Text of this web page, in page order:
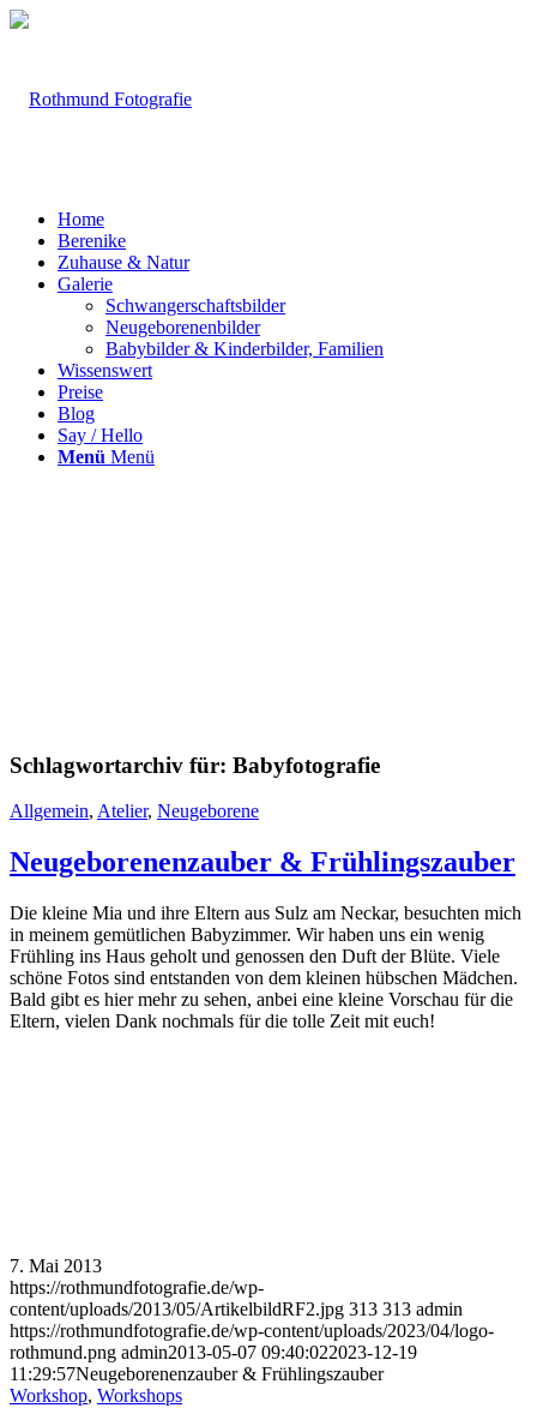
Home
Berenike
Zuhause & Natur
Galerie
Schwangerschaftsbilder
Neugeborenenbilder
Babybilder & Kinderbilder, Familien
Wissenswert
Preise
Blog
Say / Hello
Menü Menü
Schlagwortarchiv für: Babyfotografie
Allgemein, Atelier, Neugeborene
Neugeborenenzauber & Frühlingszauber
Die kleine Mia und ihre Eltern aus Sulz am Neckar, besuchten mich
in meinem gemütlichen Babyzimmer. Wir haben uns ein wenig
Frühling ins Haus geholt und genossen den Duft der Blüte. Viele
schöne Fotos sind entstanden von dem kleinen hübschen Mädchen.
Bald gibt es hier mehr zu sehen, anbei eine kleine Vorschau für die
Eltern, vielen Dank nochmals für die tolle Zeit mit euch!
7. Mai 2013
https://rothmundfotografie.de/wp-
content/uploads/2013/05/ArtikelbildRF2.jpg 313 313 admin
https://rothmundfotografie.de/wp-content/uploads/2023/04/logo-
rothmund.png admin2013-05-07 09:40:022023-12-19
11:29:57Neugeborenenzauber & Frühlingszauber
Workshop, Workshops